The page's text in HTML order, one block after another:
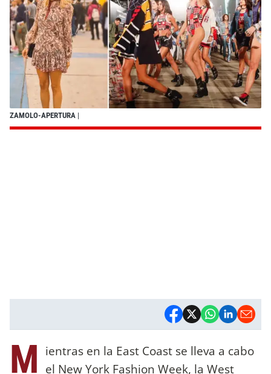
ZAMOLO-APERTURA |
M ientras en la East Coast se lleva a cabo
el New York Fashion Week, la West